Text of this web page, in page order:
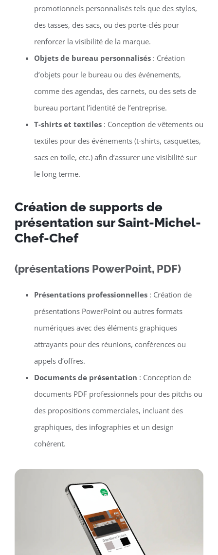
promotionnels personnalisés tels que des stylos,
des tasses, des sacs, ou des porte-clés pour
renforcer la visibilité de la marque.
Objets de bureau personnalisés: Création
d’objets pour le bureau ou des événements,
comme des agendas, des carnets, ou des sets de
bureau portant l’identité de l’entreprise.
T-shirts et textiles: Conception de vêtements ou
textiles pour des événements (t-shirts, casquettes,
sacs en toile, etc.) afin d’assurer une visibilité sur
le long terme.
Création de supports de
présentation sur Saint-Michel-
Chef-Chef
(présentations PowerPoint, PDF)
Présentations professionnelles: Création de
présentations PowerPoint ou autres formats
numériques avec des éléments graphiques
attrayants pour des réunions, conférences ou
appels d’offres.
Documents de présentation : Conception de
documents PDF professionnels pour des pitchs ou
des propositions commerciales, incluant des
graphiques, des infographies et un design
cohérent.